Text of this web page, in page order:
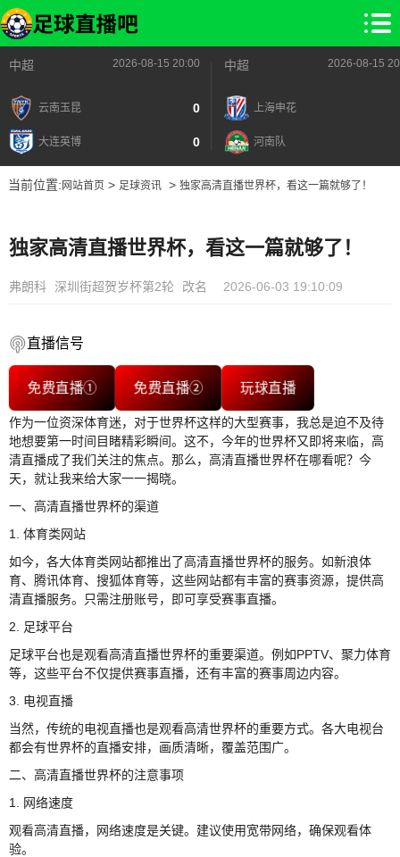
中超 2026-08-15 20:00
云南玉昆 0
大连英博 0
中超 2026-08-15
上海申花
河南队
当前位置: 网站首页> 足球资讯> 独家高清直播世界杯，看这一篇就够了！
独家高清直播世界杯，看这一篇就够了！
弗朗科 深圳街超贺岁杯第2轮 改名 2026-06-03 19:10:09
直播信号
免费直播① 免费直播② 玩球直播
作为一位资深体育迷，对于世界杯这样的大型赛事，我总是迫不及待
地想要第一时间目睹精彩瞬间。这不，今年的世界杯又即将来临，高
清直播成了我们关注的焦点。那么，高清直播世界杯在哪看呢？今
天，就让我来给大家一一揭晓。
一、高清直播世界杯的渠道
1. 体育类网站
如今，各大体育类网站都推出了高清直播世界杯的服务。如新浪体
育、腾讯体育、搜狐体育等，这些网站都有丰富的赛事资源，提供高
清直播服务。只需注册账号，即可享受赛事直播。
2. 足球平台
足球平台也是观看高清直播世界杯的重要渠道。例如PPTV、聚力体育
等，这些平台不仅提供赛事直播，还有丰富的赛事周边内容。
3. 电视直播
当然，传统的电视直播也是观看高清世界杯的重要方式。各大电视台
都会有世界杯的直播安排，画质清晰，覆盖范围广。
二、高清直播世界杯的注意事项
1. 网络速度
观看高清直播，网络速度是关键。建议使用宽带网络，确保观看体
验。